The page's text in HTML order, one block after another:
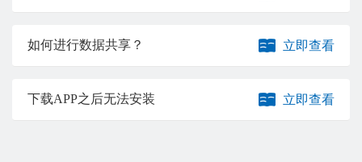
如何进行数据共享？ 立即查看
下载APP之后无法安装 立即查看